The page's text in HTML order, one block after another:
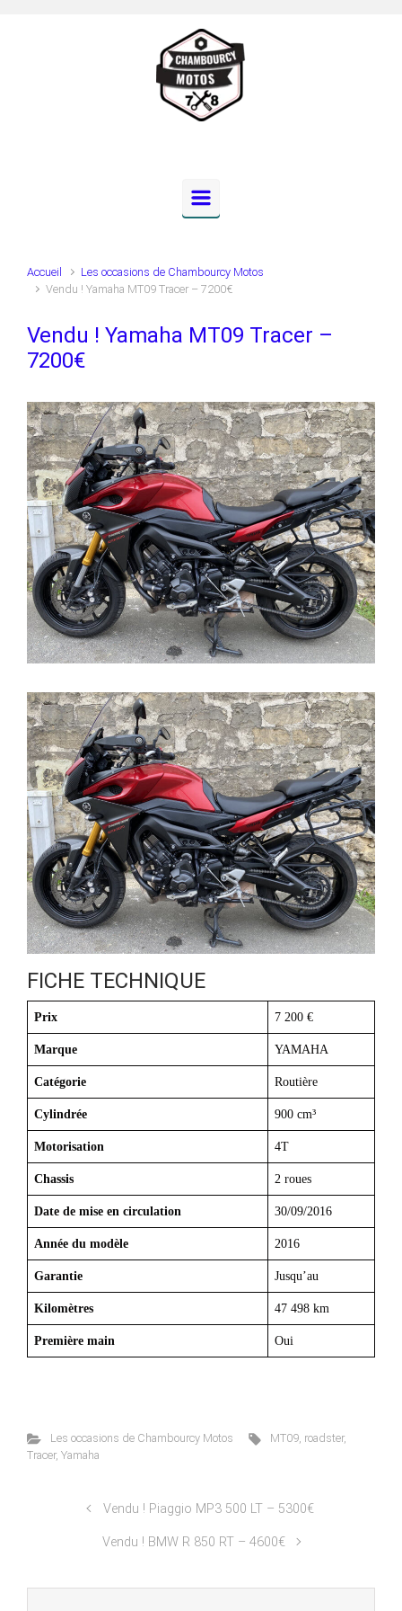
Accueil
Les occasions de Chambourcy Motos
Vendu ! Yamaha MT09 Tracer – 7200€
Vendu ! Yamaha MT09 Tracer –
7200€
FICHE TECHNIQUE
Prix 7 200 €
Marque YAMAHA
Catégorie Routière
Cylindrée 900 cm³
Motorisation 4T
Chassis 2 roues
Date de mise en circulation 30/09/2016
Année du modèle 2016
Garantie Jusqu’au
Kilomètres 47 498 km
Première main Oui
Les occasions de Chambourcy Motos MT09, roadster,
Tracer, Yamaha
Vendu ! Piaggio MP3 500 LT – 5300€
Vendu ! BMW R 850 RT – 4600€